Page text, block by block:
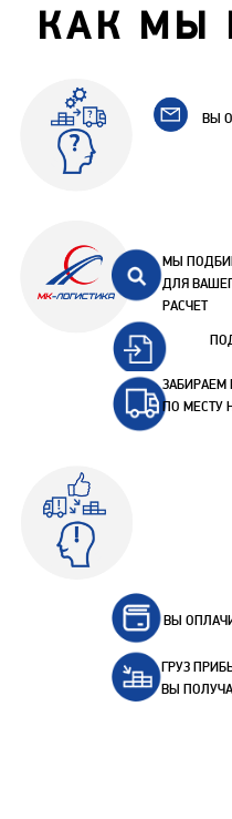
КАК МЫ
ВЫ
МЫ
ДЛЯ
РАСЧЕТ
ЗАБИРАЕМ
ПО МЕСТУ
ВЫ
ГРУЗ
ВЫ